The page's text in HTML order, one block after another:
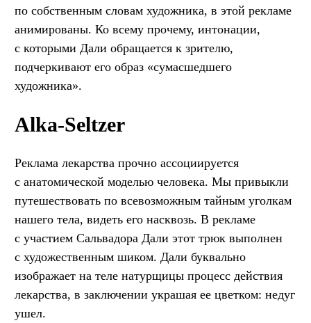
по собственным словам художника, в этой рекламе
анимированы. Ко всему прочему, интонации,
с которыми Дали обращается к зрителю,
подчеркивают его образ «сумасшедшего
художника».
Alka-Seltzer
Реклама лекарства прочно ассоциируется
с анатомической моделью человека. Мы привыкли
путешествовать по всевозможным тайным уголкам
нашего тела, видеть его насквозь. В рекламе
с участием Сальвадора Дали этот трюк выполнен
с художественным шиком. Дали буквально
изображает на теле натурщицы процесс действия
лекарства, в заключении украшая ее цветком: недуг
ушел.